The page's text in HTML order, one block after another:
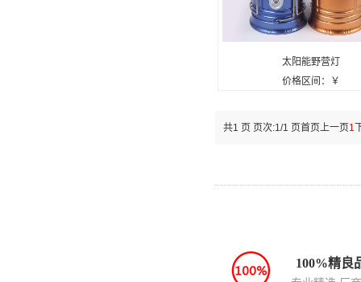
太阳能野营灯
价格区间：￥
共1 页 页次:1/1 页首页上一页1
100%精良